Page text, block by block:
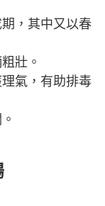
，其中又以春
壯。
氣，有助排毒